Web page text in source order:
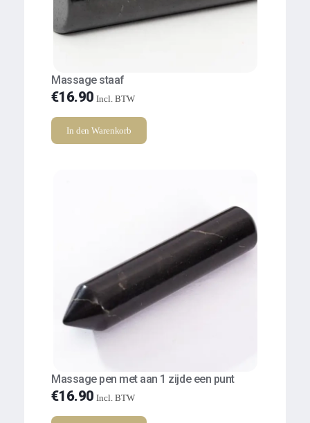
Massage staaf
€16.90 Incl. BTW
In den Warenkorb
Massage pen met aan 1 zijde een punt
€16.90 Incl. BTW